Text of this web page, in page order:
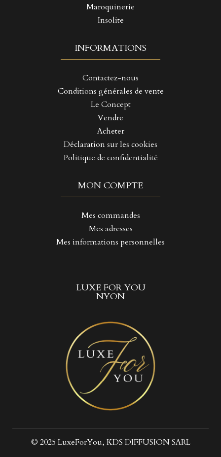
Maroquinerie
Insolite
INFORMATIONS
Contactez-nous
Conditions générales de vente
Le Concept
Vendre
Acheter
Déclaration sur les cookies
Politique de confidentialité
MON COMPTE
Mes commandes
Mes adresses
Mes informations personnelles
LUXE FOR YOU
NYON
© 2025 LuxeForYou, KDS DIFFUSION SARL